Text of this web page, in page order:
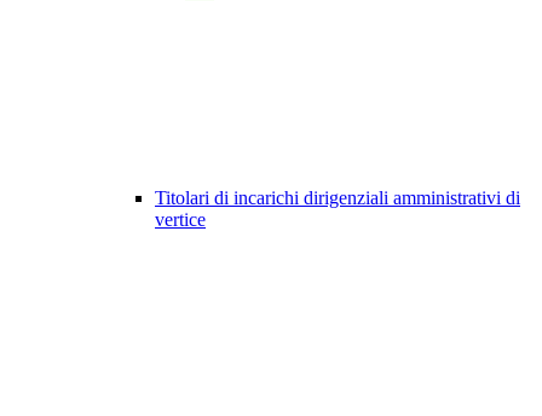
Titolari di incarichi dirigenziali amministrativi di
vertice